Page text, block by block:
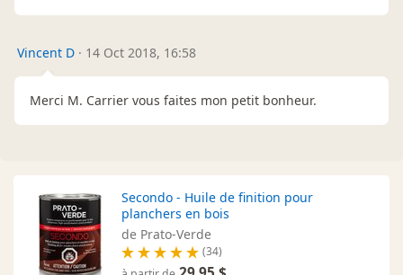
Vincent D · 14 Oct 2018, 16:58
Merci M. Carrier vous faites mon petit bonheur.
Secondo - Huile de finition pour
planchers en bois
de Prato-Verde
(34)